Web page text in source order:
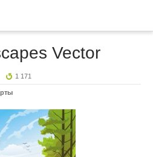
Vector
1 171